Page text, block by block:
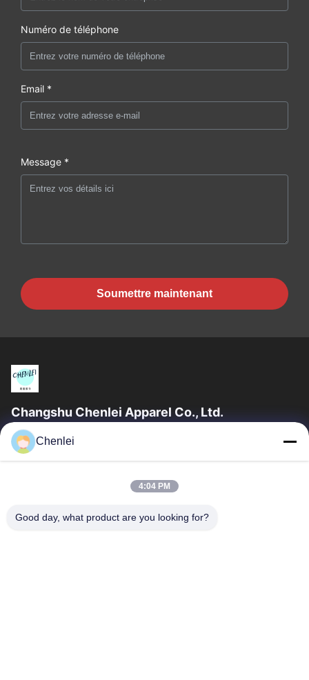
Numéro de téléphone
Email *
Message *
Soumettre maintenant
Changshu Chenlei Apparel Co., Ltd.
La société CHANGSHU CHENLEI APPAREL CO., LTD a été
créée en tant que telle. Notre usine a été créée en 2011, située
Aperçu
Produits
Chenlei
4:04 PM
Good day, what product are you looking for?